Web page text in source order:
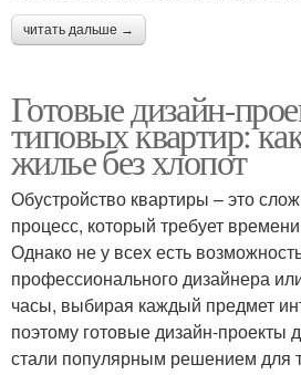
читать дальше →
Готовые дизайн-
типовых квартир:
жилье без хлопот
Обустройство квартиры – это
процесс, который требует
Однако не у всех есть
профессионального дизайнера
часы, выбирая каждый предмет
поэтому готовые дизайн-проекты
стали популярным решением для